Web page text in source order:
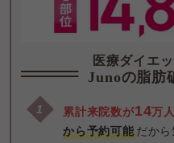
医療ダイエ
Junoの脂肪
累計来院数が14万
から予約可能